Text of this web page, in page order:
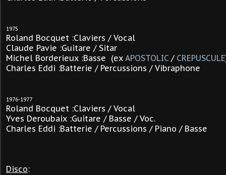
1975
Roland Bocquet :Claviers / Vocal
Claude Pavie :Guitare / Sitar
Michel Borderieux :Basse (ex APOSTOLIC / CREPUSCULE
Charles Eddi :Batterie / Percussions / Vibraphone
1976-1977
Roland Bocquet :Claviers / Vocal
Yves Deroubaix :Guitare / Basse / Voc.
Charles Eddi :Batterie / Percussions / Piano / Basse
Disco: